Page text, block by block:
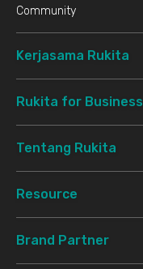
Community
Kerjasama Rukita
Rukita for Business
Tentang Rukita
Resource
Brand Partner